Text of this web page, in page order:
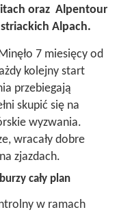
oraz Alpentour
Alpach.
7 miesięcy od
kolejny start
przebiegają
skupić się na
wyzwania.
wracały dobre
zjazdach.
cały plan
w ramach